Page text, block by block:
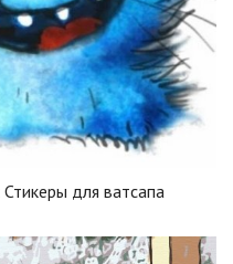
для ватсапа